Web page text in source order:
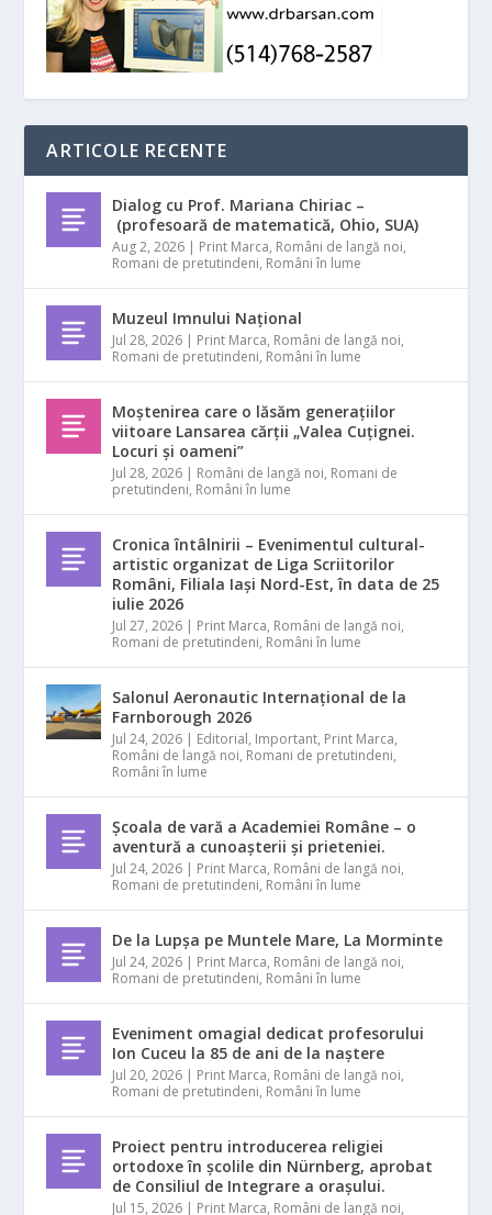
ARTICOLE RECENTE
Dialog cu Prof. Mariana Chiriac –
(profesoară de matematică, Ohio, SUA)
Aug 2, 2026 | Print Marca, Români de langă noi,
Romani de pretutindeni, Români în lume
Muzeul Imnului Național
Jul 28, 2026 | Print Marca, Români de langă noi,
Romani de pretutindeni, Români în lume
Moștenirea care o lăsăm generațiilor
viitoare Lansarea cărții „Valea Cuțignei.
Locuri și oameni”
Jul 28, 2026 | Români de langă noi, Romani de
pretutindeni, Români în lume
Cronica întâlnirii – Evenimentul cultural-
artistic organizat de Liga Scriitorilor
Români, Filiala Iași Nord-Est, în data de 25
iulie 2026
Jul 27, 2026 | Print Marca, Români de langă noi,
Romani de pretutindeni, Români în lume
Salonul Aeronautic Internațional de la
Farnborough 2026
Jul 24, 2026 | Editorial, Important, Print Marca,
Români de langă noi, Romani de pretutindeni,
Români în lume
Școala de vară a Academiei Române – o
aventură a cunoașterii și prieteniei.
Jul 24, 2026 | Print Marca, Români de langă noi,
Romani de pretutindeni, Români în lume
De la Lupșa pe Muntele Mare, La Morminte
Jul 24, 2026 | Print Marca, Români de langă noi,
Romani de pretutindeni, Români în lume
Eveniment omagial dedicat profesorului
Ion Cuceu la 85 de ani de la naștere
Jul 20, 2026 | Print Marca, Români de langă noi,
Romani de pretutindeni, Români în lume
Proiect pentru introducerea religiei
ortodoxe în școlile din Nürnberg, aprobat
de Consiliul de Integrare a orașului.
Jul 15, 2026 | Print Marca, Români de langă noi,